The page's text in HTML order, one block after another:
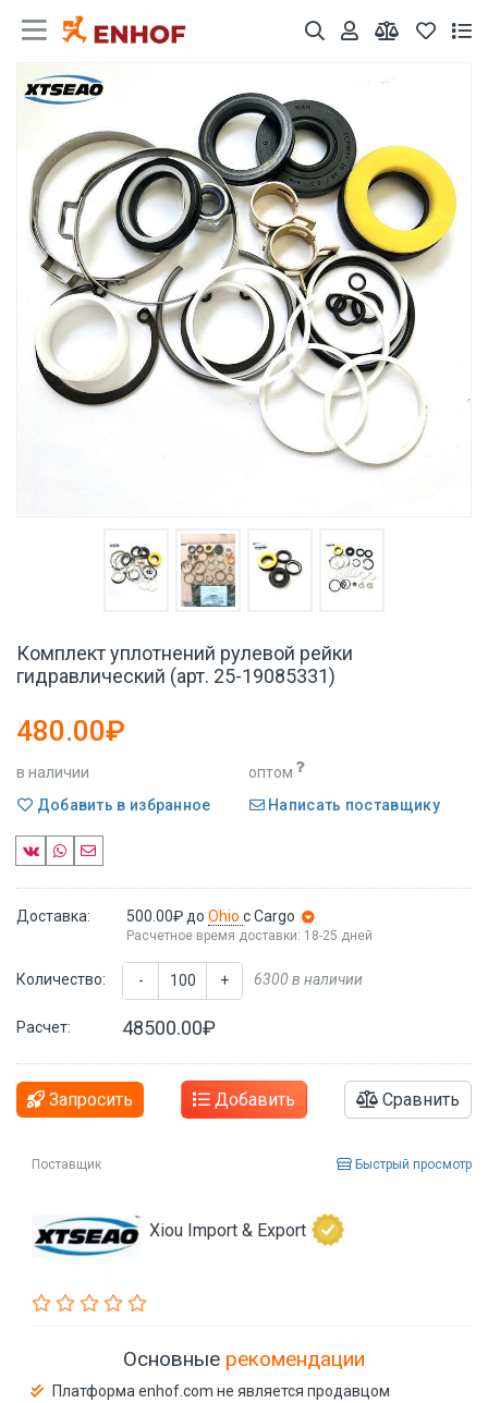
Комплект уплотнений рулевой рейки
гидравлический (арт. 25-19085331)
480.00₽
в наличии
оптом
Добавить в избранное
Написать поставщику
Доставка: 500.00₽ до Ohio с Cargo
Расчетное время доставки: 18-25 дней
Количество: - + 6300 в наличии
Расчет: 48500.00₽
Запросить Добавить Сравнить
Поставщик Быстрый просмотр
Xiou Import & Export
Основные рекомендации
Платформа enhof.com не является продавцом